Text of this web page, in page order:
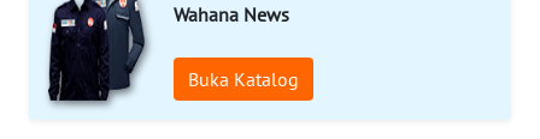
Wahana News
Buka Katalog
WAHANA
DESA
WISATA